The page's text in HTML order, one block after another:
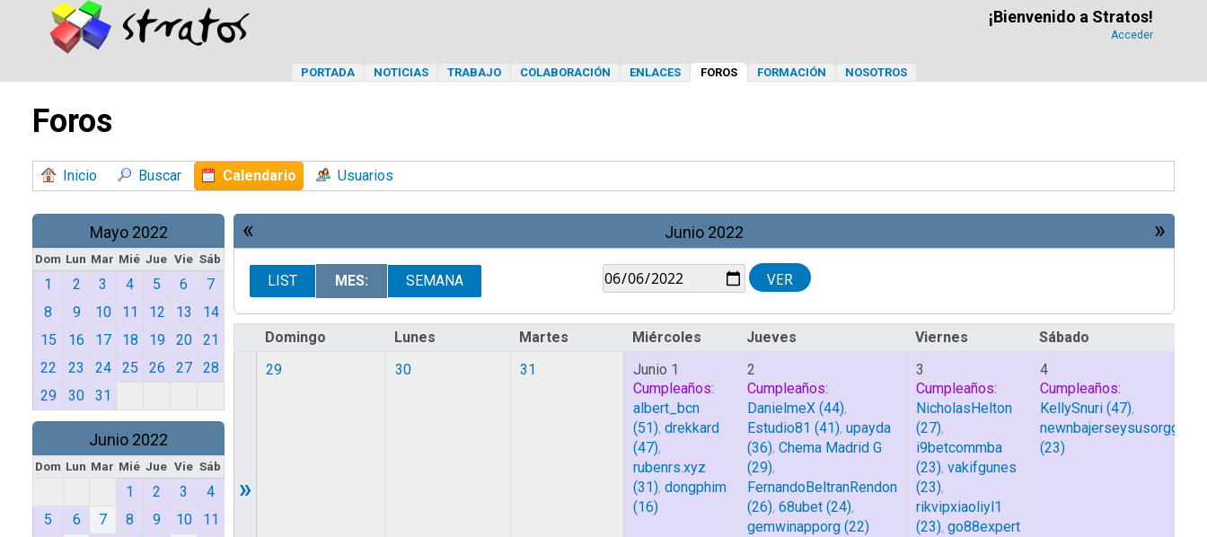
¡Bienvenido a Stratos!
Acceder
PORTADA NOTICIAS TRABAJO COLABORACIÓN ENLACES FOROS FORMACIÓN NOSOTROS
Foros
Inicio Buscar Calendario Usuarios
Mayo 2022
Dom Lun Mar Mié Jue Vie Sáb
1 2 3 4 5 6
7
8
9 10 11 12 13
14
15
16 17 18 19 20
21
22
23 24 25 26 27
28
29
30 31
Junio 2022
Dom Lun Mar Mié Jue Vie Sáb
1 2 3
4
5
6 7 8 9 10
11
« »
Junio 2022
LIST MES: SEMANA
Domingo Lunes Martes Miércoles Jueves Viernes Sábado
»
29 30 31
Junio 1
Cumpleaños:
albert_bcn
(51), drekkard
(47),
rubenrs.xyz
(31), dongphim
(16)
2
Cumpleaños:
DanielmeX (44),
Estudio81 (41), upayda
(36), Chema Madrid G
(29),
FernandoBeltranRendon
(26), 68ubet (24),
gemwinapporg (22)
3
Cumpleaños:
NicholasHelton
(27),
i9betcommba
(23), vakifgunes
(23),
rikvipxiaoliyl1
(23), go88expert
4
Cumpleaños:
KellySnuri (47),
newnbajerseysusorgg
(23)